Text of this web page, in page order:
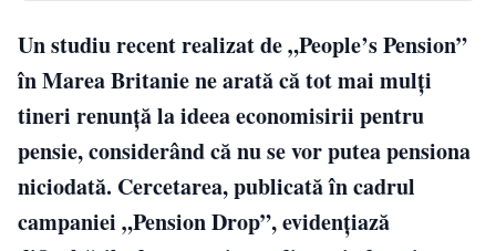
Un studiu recent realizat de „People’s Pension”
în Marea Britanie ne arată că tot mai mulți
tineri renunță la ideea economisirii pentru
pensie, considerând că nu se vor putea pensiona
niciodată. Cercetarea, publicată în cadrul
campaniei „Pension Drop”, evidențiază